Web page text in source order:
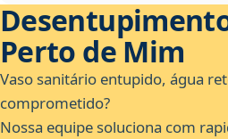
Perto de Mim
Vaso sanitário entupido, água
comprometido?
Nossa equipe soluciona com